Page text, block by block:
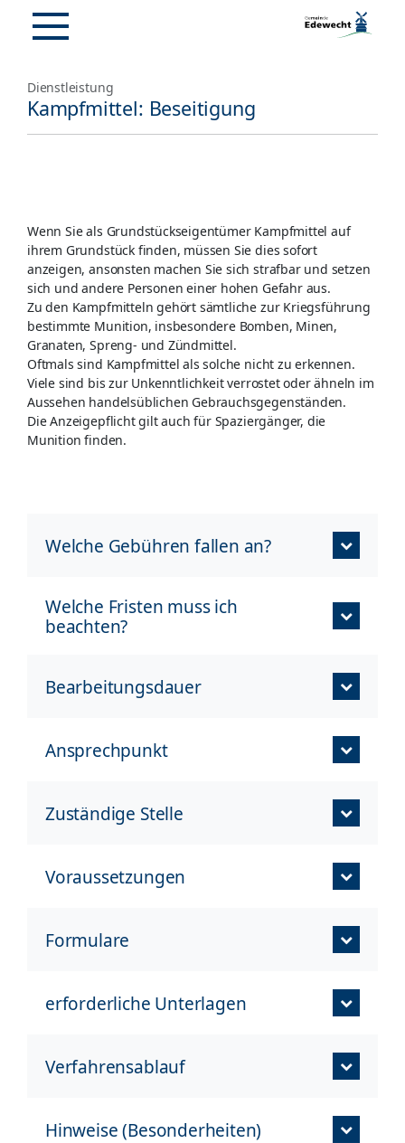
Dienstleistung
Kampfmittel: Beseitigung
Wenn Sie als Grundstückseigentümer Kampfmittel auf
ihrem Grundstück finden, müssen Sie dies sofort
anzeigen, ansonsten machen Sie sich strafbar und setzen
sich und andere Personen einer hohen Gefahr aus.
Zu den Kampfmitteln gehört sämtliche zur Kriegsführung
bestimmte Munition, insbesondere Bomben, Minen,
Granaten, Spreng- und Zündmittel.
Oftmals sind Kampfmittel als solche nicht zu erkennen.
Viele sind bis zur Unkenntlichkeit verrostet oder ähneln im
Aussehen handelsüblichen Gebrauchsgegenständen.
Die Anzeigepflicht gilt auch für Spaziergänger, die
Munition finden.
Welche Gebühren fallen an?
Welche Fristen muss ich
beachten?
Bearbeitungsdauer
Ansprechpunkt
Zuständige Stelle
Voraussetzungen
Formulare
erforderliche Unterlagen
Verfahrensablauf
Hinweise (Besonderheiten)